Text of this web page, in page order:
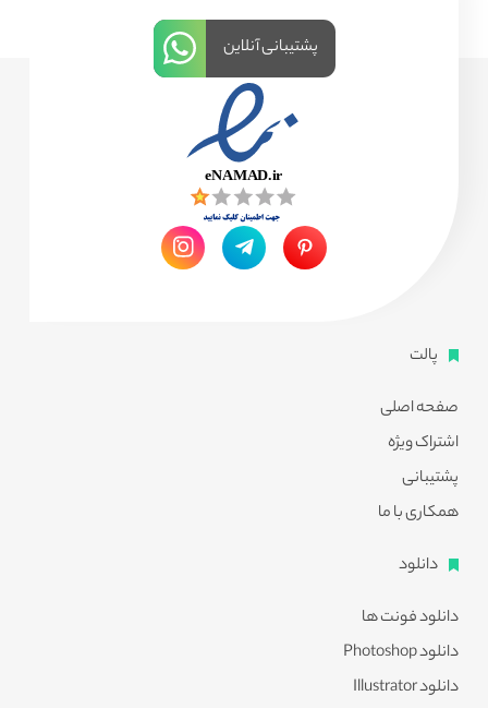
پالت
صفحه اصلی
اشتراک ویژه
پشتیبانی
همکاری با ما
دانلود
دانلود فونت ها
دانلود Photoshop
دانلود Illustrator
پشتیبانی آنلاین